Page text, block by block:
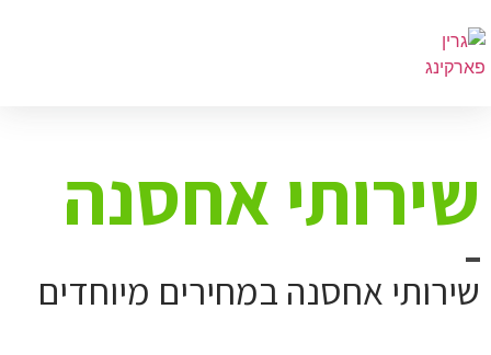
אחסנה
אחסנה במחירים מיוחדים